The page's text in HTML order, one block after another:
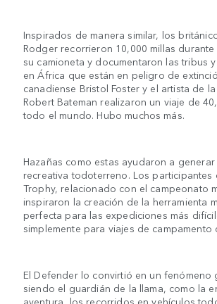
Inspirados de manera similar, los
Rodger recorrieron 10,000 millas
su camioneta y documentaron las tribus
en África que están en peligro de
canadiense Bristol Foster y el artista de
Robert Bateman realizaron un viaje de
todo el mundo. Hubo muchos más.
Hazañas como estas ayudaron a
recreativa todoterreno. Los participantes
Trophy, relacionado con el campeonato
inspiraron la creación de la herramienta
perfecta para las expediciones más
simplemente para viajes de campamento
El Defender lo convirtió en un fenómeno
siendo el guardián de la llama, como la
aventura, los recorridos en vehículos